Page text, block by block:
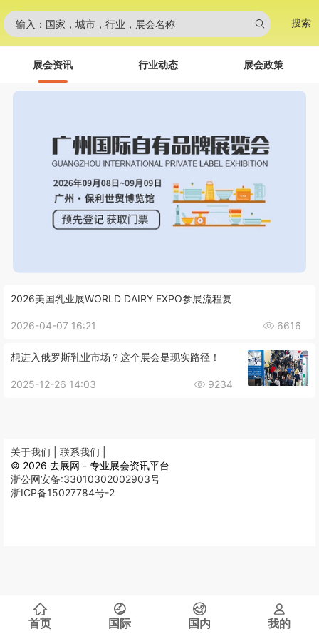
输入：国家，城市，行业，展会名称 搜索
展会资讯 行业动态 展会政策
2026美国乳业展WORLD DAIRY EXPO参展流程复
2026-04-07 16:21 6616
想进入俄罗斯乳业市场？这个展会是现实路径！
2025-12-26 14:03 9234
首页 国际 国内 我的
关于我们 | 联系我们 |
© 2026 去展网 - 专业展会资讯平台
浙公网安备:33010302002903号
浙ICP备15027784号-2